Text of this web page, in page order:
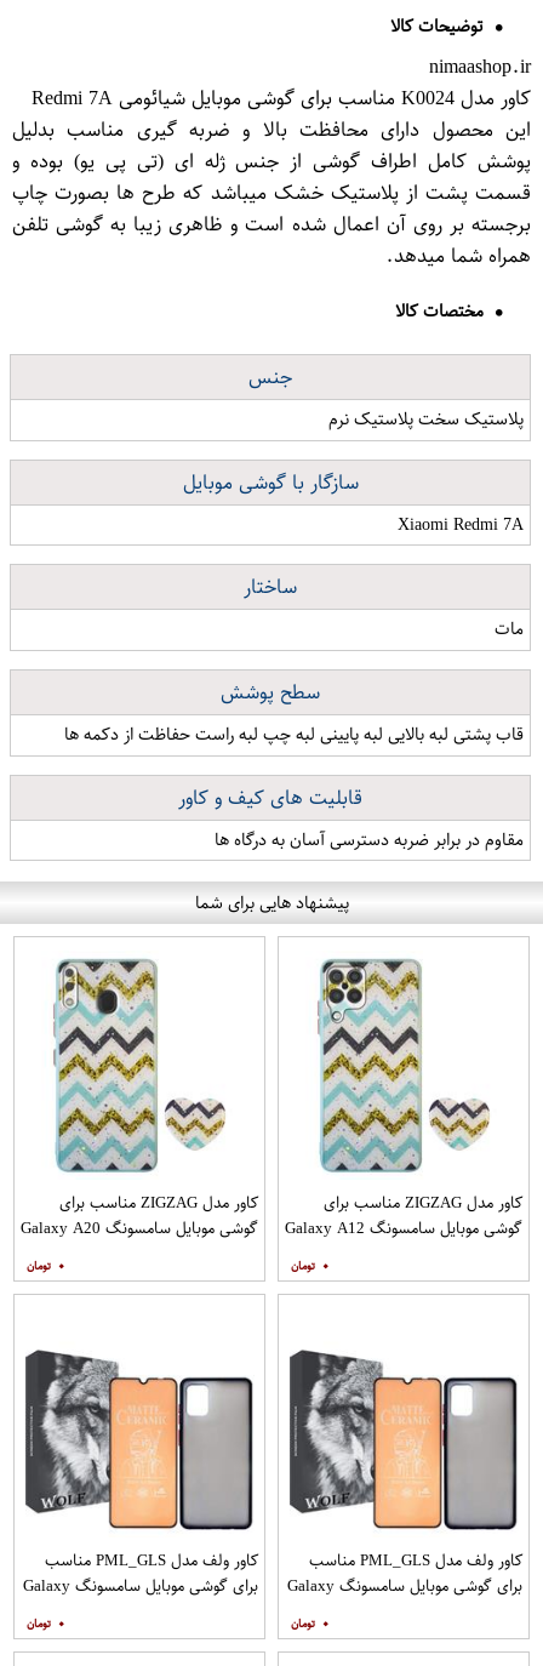
توضیحات کالا
nimaashop.ir
کاور مدل K0024 مناسب برای گوشی موبایل شیائومی Redmi 7A
این محصول دارای محافظت بالا و ضربه گیری مناسب بدلیل
پوشش کامل اطراف گوشی از جنس ژله ای (تی پی یو) بوده و
قسمت پشت از پلاستیک خشک میباشد که طرح ها بصورت چاپ
برجسته بر روی آن اعمال شده است و ظاهری زیبا به گوشی تلفن
همراه شما میدهد.
مختصات کالا
جنس
پلاستیک سخت پلاستیک نرم
سازگار با گوشی موبایل
Xiaomi Redmi 7A
ساختار
مات
سطح پوشش
قاب پشتی لبه بالایی لبه پایینی لبه چپ لبه راست حفاظت از دکمه ها
قابلیت های کیف و کاور
مقاوم در برابر ضربه دسترسی آسان به درگاه ها
پیشنهاد هایی برای شما
کاور مدل ZIGZAG مناسب برای
گوشی موبایل سامسونگ Galaxy A12
۰
کاور مدل ZIGZAG مناسب برای
گوشی موبایل سامسونگ Galaxy A20
۰
کاور ولف مدل PML_GLS مناسب
برای گوشی موبایل سامسونگ Galaxy
۰
کاور ولف مدل PML_GLS مناسب
برای گوشی موبایل سامسونگ Galaxy
مات
۰